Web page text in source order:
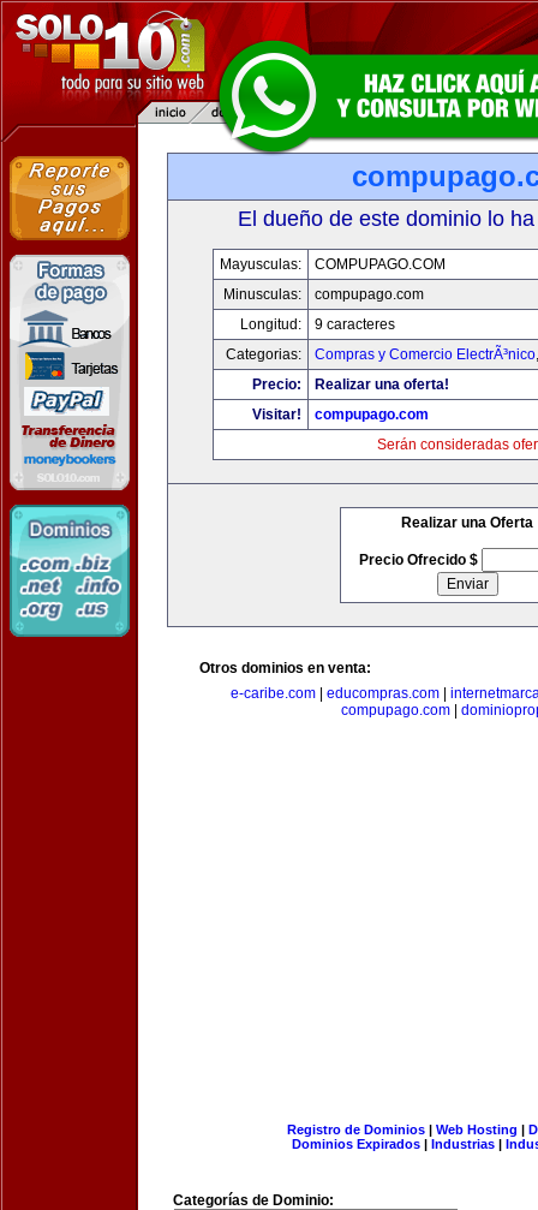
El dueño de este dominio lo
Mayusculas:
COMPUPAGO.COM
Minusculas:
compupago.com
Longitud:
9 caracteres
Categorias:
Compras y Comercio ElectrÃ³nico
Precio:
Realizar una oferta!
Visitar!
compupago.com
Serán consideradas
Realizar una Oferta
Precio Ofrecido $
Otros dominios en venta:
e-caribe.com| educompras.com|
compupago.com|
Registro de Dominios| Web Hosting |
Dominios Expirados | Industrias |
Categorías de Dominio: